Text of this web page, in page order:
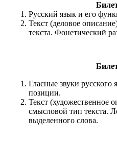
Русский язык и его
Текст (деловое
текста. Фонетический
Гласные звуки
позиции.
Текст (художественное
смысловой тип текста.
выделенного слова.